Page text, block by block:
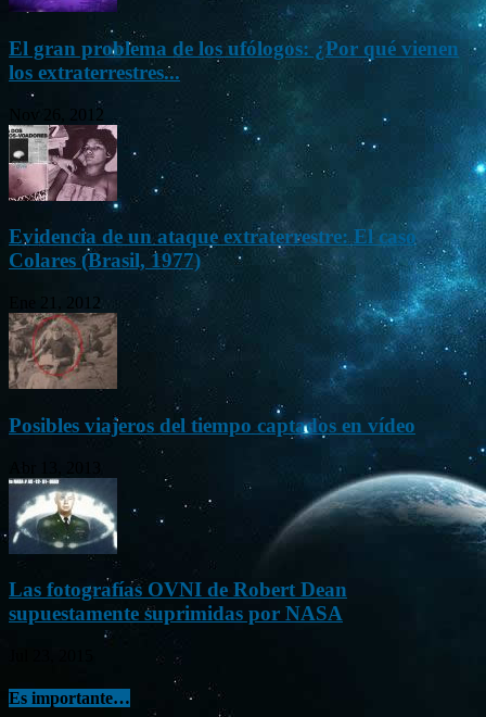
El gran problema de los ufólogos: ¿Por qué vienen
los extraterrestres...
Nov 26, 2012
Evidencia de un ataque extraterrestre: El caso
Colares (Brasil, 1977)
Ene 21, 2012
Posibles viajeros del tiempo captados en vídeo
Las fotografías OVNI de Robert Dean
supuestamente suprimidas por NASA
Es importante…